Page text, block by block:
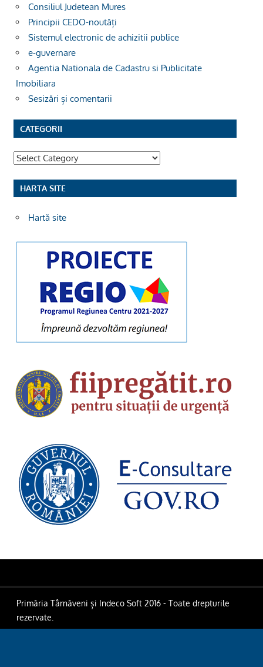
Consiliul Judetean Mures
Principii CEDO-noutăți
Sistemul electronic de achizitii publice
e-guvernare
Agentia Nationala de Cadastru si Publicitate
Imobiliara
Sesizări și comentarii
CATEGORII
Categorii
HARTA SITE
Hartă site
Primăria Târnăveni și Indeco Soft 2016 - Toate drepturile
rezervate.